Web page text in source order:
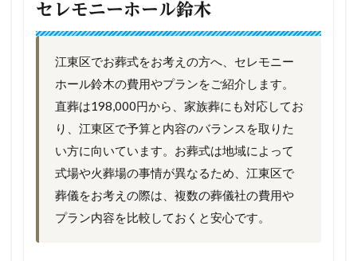
セレモニーホール鈴木
江東区でお葬式をお考えの方へ、セレモニー
ホール鈴木の費用やプランをご紹介します。
直葬は198,000円から、家族葬にも対応してお
り、江東区で予算と内容のバランスを取りた
い方に向いています。お葬式は地域によって
式場や火葬場の事情が異なるため、江東区で
葬儀をお考えの際は、複数の葬儀社の費用や
プラン内容を比較しておくと安心です。